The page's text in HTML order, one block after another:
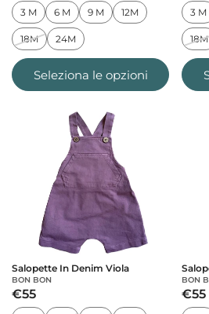
3 M 6 M 9 M 12M
18M 24M
Seleziona le opzioni
3 M
18M
Salopette In Denim Viola
BON BON
€55
BON
€55